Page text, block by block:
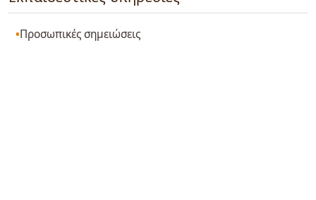
Προσωπικές σημειώσεις